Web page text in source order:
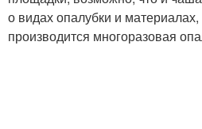
о видах опалубки и
производится многоразовая